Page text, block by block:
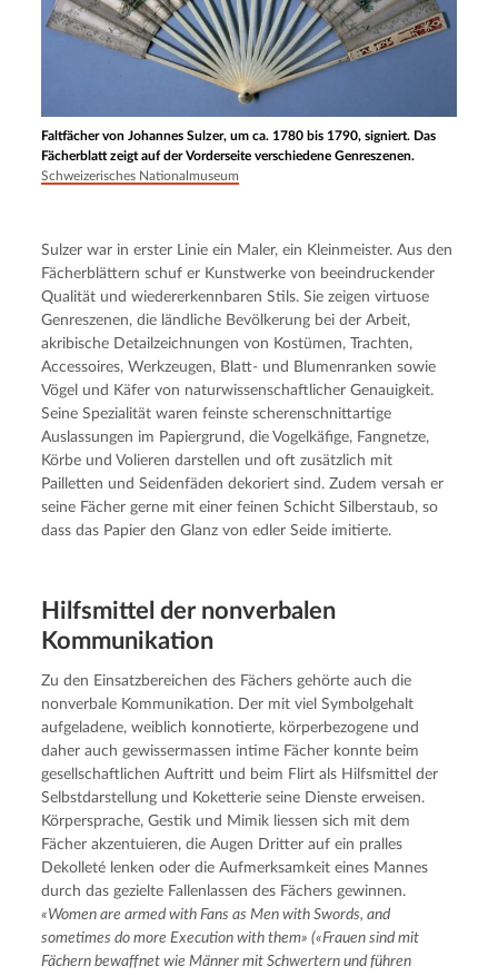
Faltfächer von Johannes Sulzer, um ca. 1780 bis 1790, signiert. Das
Fächerblatt zeigt auf der Vorderseite verschiedene Genreszenen.
Schweizerisches Nationalmuseum
Sulzer war in erster Linie ein Maler, ein Kleinmeister. Aus den
Fächerblättern schuf er Kunstwerke von beeindruckender
Qualität und wiedererkennbaren Stils. Sie zeigen virtuose
Genreszenen, die ländliche Bevölkerung bei der Arbeit,
akribische Detailzeichnungen von Kostümen, Trachten,
Accessoires, Werkzeugen, Blatt- und Blumenranken sowie
Vögel und Käfer von naturwissenschaftlicher Genauigkeit.
Seine Spezialität waren feinste scherenschnittartige
Auslassungen im Papiergrund, die Vogelkäfige, Fangnetze,
Körbe und Volieren darstellen und oft zusätzlich mit
Pailletten und Seidenfäden dekoriert sind. Zudem versah er
seine Fächer gerne mit einer feinen Schicht Silberstaub, so
dass das Papier den Glanz von edler Seide imitierte.
Hilfsmit­tel der nonver­ba­len
Kommunikation
Zu den Einsatzbereichen des Fächers gehörte auch die
nonverbale Kommunikation. Der mit viel Symbolgehalt
aufgeladene, weiblich konnotierte, körperbezogene und
daher auch gewissermassen intime Fächer konnte beim
gesellschaftlichen Auftritt und beim Flirt als Hilfsmittel der
Selbstdarstellung und Koketterie seine Dienste erweisen.
Körpersprache, Gestik und Mimik liessen sich mit dem
Fächer akzentuieren, die Augen Dritter auf ein pralles
Dekolleté lenken oder die Aufmerksamkeit eines Mannes
«Women are armed with Fans as Men with Swords, and
sometimes do more Execution with them» («Frauen sind mit
Fächern bewaffnet wie Männer mit Schwertern und führen